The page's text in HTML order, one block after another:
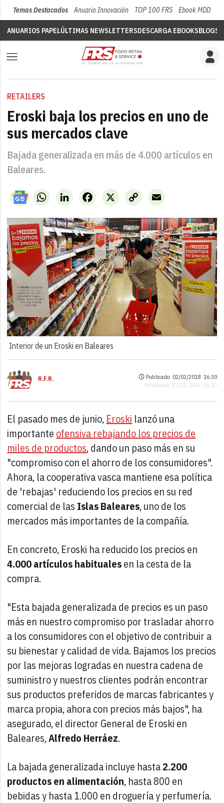
Temas Destacados Anuario Innovación TOP 100 FRS Ebook MDD
ANUARIOS PAPELÚLTIMAS NEWSLETTERSDESCARGA EBOOKSBLOGS
RETAILERS
Eroski baja los precios en uno de
sus mercados clave
Bajada generalizada en más de 4.000 artículos en
Baleares.
WhatsAppLinkedIn X
Facebook
Copy
Link
Email
Interior de un Eroski en Baleares
R.F.R. Publicado: 02/02/2018 ·16:30
Actualizado: 02/02/2018 · 16:30
El pasado mes de junio, Eroski lanzó una
importante ofensiva rebajando los precios de
miles de productos, dando un paso más en su
"compromiso con el ahorro de los consumidores".
Ahora, la cooperativa vasca mantiene esa política
de 'rebajas' reduciendo los precios en su red
comercial de las Islas Baleares, uno de los
mercados más importantes de la compañía.
En concreto, Eroski ha reducido los precios en
4.000 artículos habitualesen la cesta de la
compra.
"Esta bajada generalizada de precios es un paso
más en nuestro compromiso por trasladar ahorro
a los consumidores con el objetivo de contribuir a
su bienestar y calidad de vida. Bajamos los precios
por las mejoras logradas en nuestra cadena de
suministro y nuestros clientes podrán encontrar
sus productos preferidos de marcas fabricantes y
marca propia, ahora con precios más bajos", ha
asegurado, el director General de Eroski en
Baleares,Alfredo Herráez.
La bajada generalizada incluye hasta2.200
productos en alimentación, hasta 800 en
bebidas y hasta 1.000 en droguería y perfumería.